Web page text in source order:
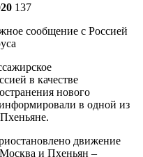
137
в качестве
нового
в одной из
движение
и Пхеньян –